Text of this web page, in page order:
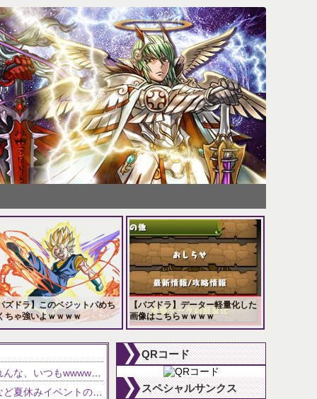
ズドラ】このベジットパめち
ちゃ強いよｗｗｗｗ
102,639 views
【パズドラ】データー軽量化した
画像はこちらｗｗｗｗ
81,629 views
NEW!
QRコード
スペシャルサンクス